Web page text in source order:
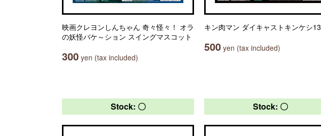
映画クレヨンしんちゃん 奇々怪々！ オラ
の妖怪バケ～ション スイングマスコット
300 yen (tax included)
キン肉マン ダイキャストキンケシ13
500 yen (tax included)
Stock: 〇 Stock: 〇